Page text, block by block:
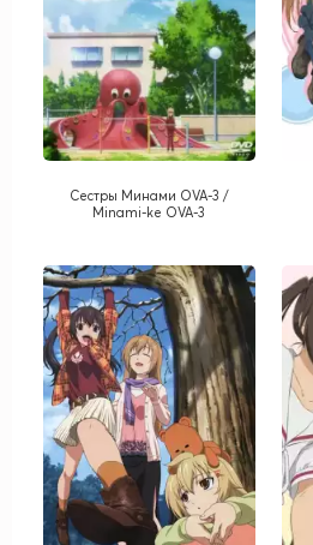
Сестры Минами OVA-3 /
Minami-ke OVA-3